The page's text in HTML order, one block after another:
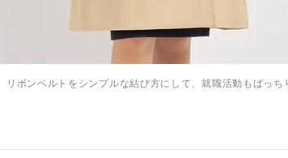
リボンベルトをシンプルな結び方にして、就職活動もばっち